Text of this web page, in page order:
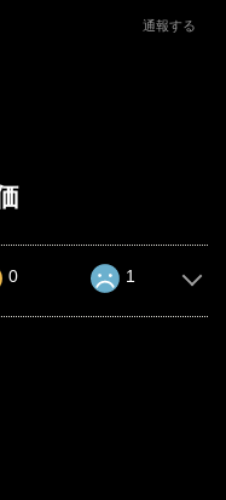
通報する
0 1